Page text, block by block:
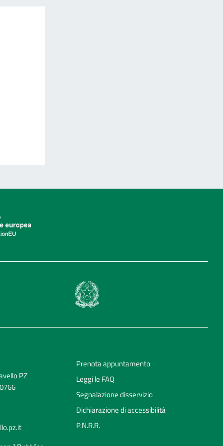
PZ
Prenota appuntamento
Leggi le FAQ
Segnalazione disservizio
Dichiarazione di accessibilità
P.N.R.R.